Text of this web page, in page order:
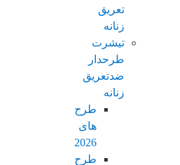
تعریق
زنانه
تیشرت
طرحدار
ضدتعریق
زنانه
طرح
های
2026
طرح